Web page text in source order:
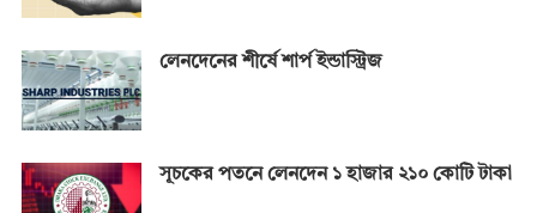
লেনদেনের শীর্ষে শার্প ইন্ডাস্ট্রিজ
সূচকের পতনে লেনদেন ১ হাজার ২১০ কোটি টাকা